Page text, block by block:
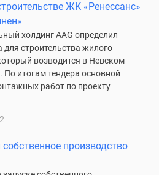
ЖК «Ренессанс»
холдинг AAG определил
для строительства жилого
возводится в Невском
По итогам тендера основной
работ по проекту
производство